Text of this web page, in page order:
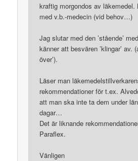
kraftig morgondos av läkemedel.
med v.b.-medecin (vid behov…)
Jag slutar med den ’stående’
känner att besvären ’klingar’ av.
över’).
Läser man
rekommendationer för t.ex.
att man ska inte ta dem under
dagar…
Det är liknande
Paraflex.
Vänligen